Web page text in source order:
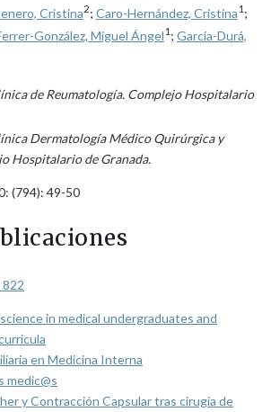
Cristina2; Caro-Hernández, Cristina1 ;
González, Miguel Ángel1 ; García-Durá,
de Reumatología. Complejo Hospitalario
Dermatología Médico Quirúrgica y
Hospitalario de Granada.
(794): 49-50
822
in medical undergraduates and
en Medicina Interna
medic@s
y Contracción Capsular tras cirugía de